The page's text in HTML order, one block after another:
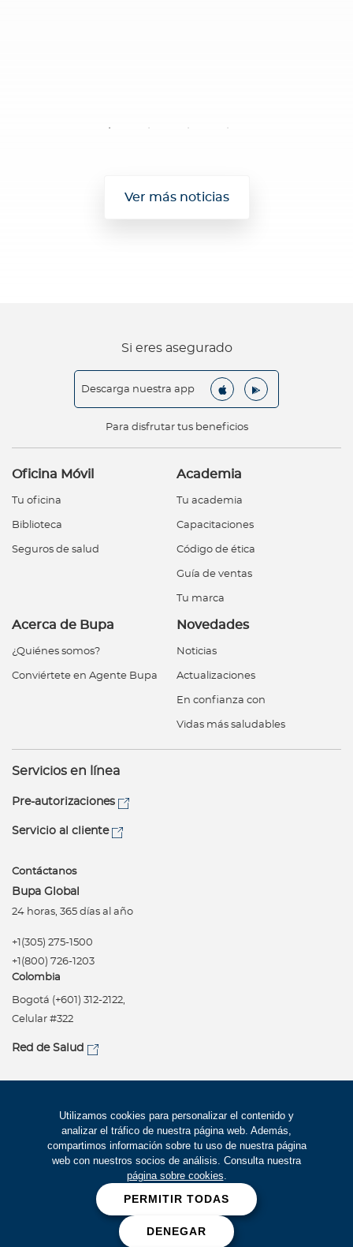
Utilizamos cookies para personalizar el contenido y
analizar el tráfico de nuestra página web. Además,
compartimos información sobre tu uso de nuestra página
web con nuestros socios de análisis. Consulta nuestra
página sobre cookies.
PERMITIR TODAS
DENEGAR
Ver más noticias
Si eres asegurado
Descarga nuestra app
Para disfrutar tus beneficios
Oficina Móvil
Tu oficina
Biblioteca
Seguros de salud
Academia
Tu academia
Capacitaciones
Código de ética
Guía de ventas
Tu marca
Acerca de Bupa
¿Quiénes somos?
Conviértete en Agente Bupa
Novedades
Noticias
Actualizaciones
En confianza con
Vidas más saludables
Servicios en línea
Pre-autorizaciones
Servicio al cliente
Contáctanos
Bupa Global
24 horas, 365 días al año
+1(305) 275-1500
+1(800) 726-1203
Colombia
Bogotá (+601) 312-2122,
Celular #322
Red de Salud
Política de privacidad
Términos de uso
Accesibilidad
Trabaje con Bupa